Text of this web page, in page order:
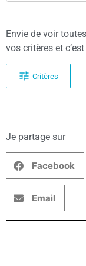
Envie de voir
vos critères et
Critères
Je partage sur
Facebook
Email